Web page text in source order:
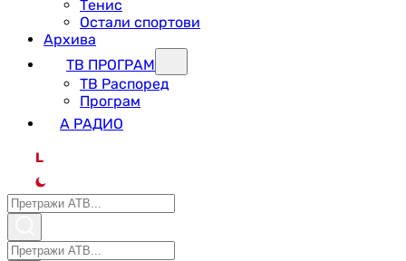
Тенис
Остали спортови
Архива
ТВ ПРОГРАМ
ТВ Распоред
Програм
А РАДИО
L